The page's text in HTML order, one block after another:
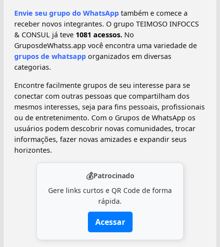
Envie seu grupo do WhatsApp também e comece a
receber novos integrantes. O grupo TEIMOSO INFOCCS
& CONSUL já teve 1081 acessos. No
GruposdeWhatss.app você encontra uma variedade de
grupos de whatsapp organizados em diversas
categorias.
Encontre facilmente grupos de seu interesse para se
conectar com outras pessoas que compartilham dos
mesmos interesses, seja para fins pessoais, profissionais
ou de entretenimento. Com o Grupos de WhatsApp os
usuários podem descobrir novas comunidades, trocar
informações, fazer novas amizades e expandir seus
horizontes.
💰Patrocinado
Gere links curtos e QR Code de forma
rápida.
Acessar